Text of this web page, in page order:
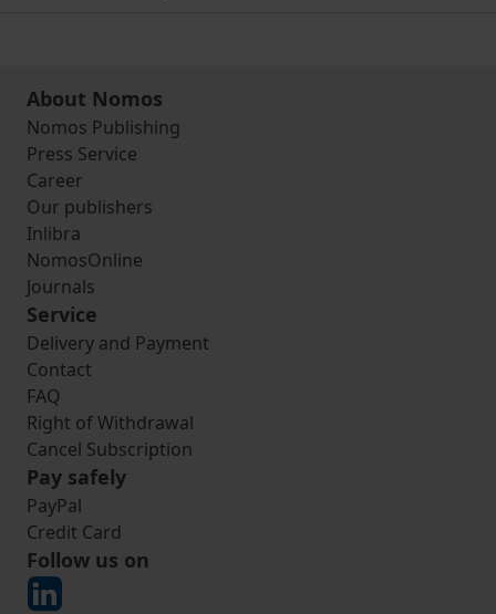
About Nomos
Nomos Publishing
Press Service
Career
Our publishers
Inlibra
NomosOnline
Journals
Service
Delivery and Payment
Contact
FAQ
Right of Withdrawal
Cancel Subscription
Pay safely
PayPal
Credit Card
Follow us on